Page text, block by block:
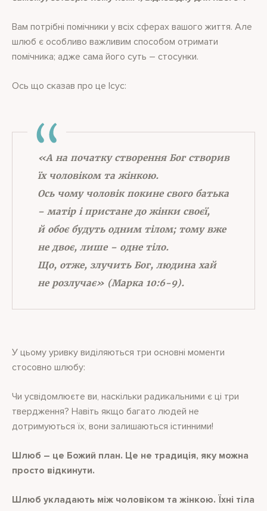
Вам потрібні помічники у всіх сферах вашого життя. Але
шлюб є особливо важливим способом отримати
помічника; адже сама його суть ― стосунки.
Ось що сказав про це Ісус:
«А на початку створення Бог створив
їх чоловіком та жінкою.
Ось чому чоловік покине свого батька
– матір і пристане до жінки своєї,
й обоє будуть одним тілом; тому вже
не двоє, лише – одне тіло.
Що, отже, злучить Бог, людина хай
не розлучає» (Марка 10:6-9).
У цьому уривку виділяються три основні моменти
стосовно шлюбу:
Чи усвідомлюєте ви, наскільки радикальними є ці три
твердження? Навіть якщо багато людей не
дотримуються їх, вони залишаються істинними!
Шлюб – це Божий план. Це не традиція, яку можна
просто відкинути.
Шлюб укладають між чоловіком та жінкою. Їхні тіла